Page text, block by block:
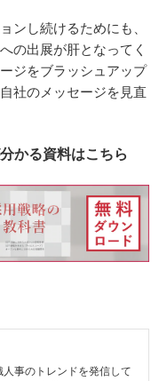
ンし続けるためにも、
の出展が肝となってく
ジをブラッシュアップ
社のメッセージを見直
かる資料はこちら
事のトレンドを発信して